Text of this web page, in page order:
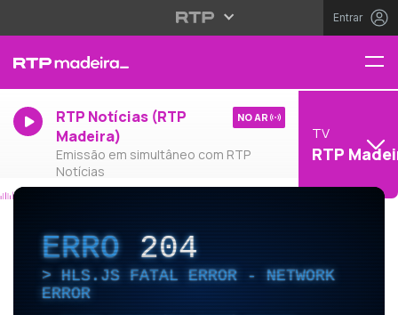
Entrar
RTP Notícias (RTP
Madeira)
Emissão em simultâneo com RTP
Notícias
NO AR
TV
RTP
ERRO204
HLS.JS FATAL ERROR - NETWORK
ERROR